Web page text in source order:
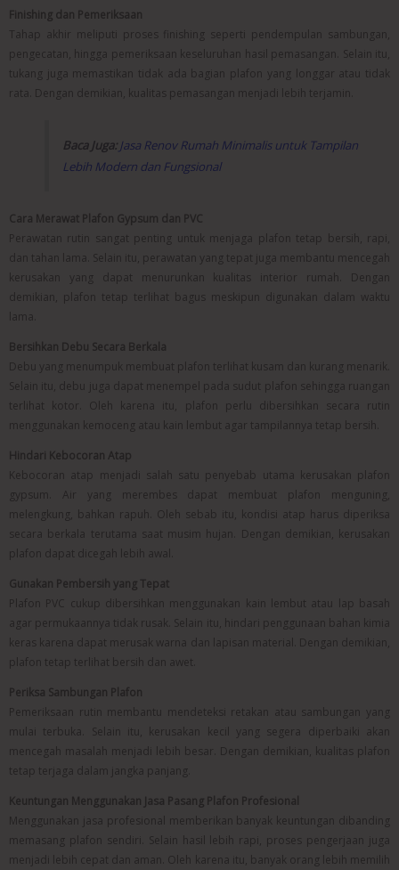
Finishing dan Pemeriksaan
Tahap akhir meliputi proses finishing seperti pendempulan sambungan,
pengecatan, hingga pemeriksaan keseluruhan hasil pemasangan. Selain itu,
tukang juga memastikan tidak ada bagian plafon yang longgar atau tidak
rata. Dengan demikian, kualitas pemasangan menjadi lebih terjamin.
Baca Juga:Jasa Renov Rumah Minimalis untuk Tampilan
Lebih Modern dan Fungsional
Cara Merawat Plafon Gypsum dan PVC
Perawatan rutin sangat penting untuk menjaga plafon tetap bersih, rapi,
dan tahan lama. Selain itu, perawatan yang tepat juga membantu mencegah
kerusakan yang dapat menurunkan kualitas interior rumah. Dengan
demikian, plafon tetap terlihat bagus meskipun digunakan dalam waktu
lama.
Bersihkan Debu Secara Berkala
Debu yang menumpuk membuat plafon terlihat kusam dan kurang menarik.
Selain itu, debu juga dapat menempel pada sudut plafon sehingga ruangan
terlihat kotor. Oleh karena itu, plafon perlu dibersihkan secara rutin
menggunakan kemoceng atau kain lembut agar tampilannya tetap bersih.
Hindari Kebocoran Atap
Kebocoran atap menjadi salah satu penyebab utama kerusakan plafon
gypsum. Air yang merembes dapat membuat plafon menguning,
melengkung, bahkan rapuh. Oleh sebab itu, kondisi atap harus diperiksa
secara berkala terutama saat musim hujan. Dengan demikian, kerusakan
plafon dapat dicegah lebih awal.
Gunakan Pembersih yang Tepat
Plafon PVC cukup dibersihkan menggunakan kain lembut atau lap basah
agar permukaannya tidak rusak. Selain itu, hindari penggunaan bahan kimia
keras karena dapat merusak warna dan lapisan material. Dengan demikian,
plafon tetap terlihat bersih dan awet.
Periksa Sambungan Plafon
Pemeriksaan rutin membantu mendeteksi retakan atau sambungan yang
mulai terbuka. Selain itu, kerusakan kecil yang segera diperbaiki akan
mencegah masalah menjadi lebih besar. Dengan demikian, kualitas plafon
tetap terjaga dalam jangka panjang.
Keuntungan Menggunakan Jasa Pasang Plafon Profesional
Menggunakan jasa profesional memberikan banyak keuntungan dibanding
memasang plafon sendiri. Selain hasil lebih rapi, proses pengerjaan juga
menjadi lebih cepat dan aman. Oleh karena itu, banyak orang lebih memilih